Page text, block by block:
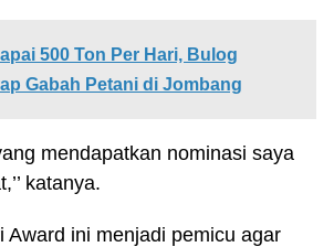
500 Ton Per Hari, Bulog
Gabah Petani di Jombang
mendapatkan nominasi saya
katanya.
Award ini menjadi pemicu agar